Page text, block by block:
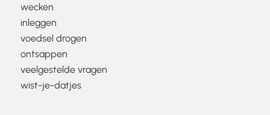
wecken
inleggen
voedsel drogen
ontsappen
veelgestelde vragen
wist-je-datjes